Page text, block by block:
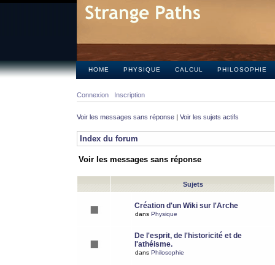
HOME PHYSIQUE CALCUL PHILOSOPHIE
Connexion Inscription
Voir les messages sans réponse | Voir les sujets actifs
Index du forum
Voir les messages sans réponse
Sujets
Création d'un Wiki sur l'Arche
dans Physique
De l'esprit, de l'historicité et de
l'athéisme.
dans Philosophie